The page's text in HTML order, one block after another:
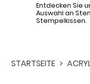
Entdecken Sie
Auswahl an
Stempelkissen.
STARTSEITE